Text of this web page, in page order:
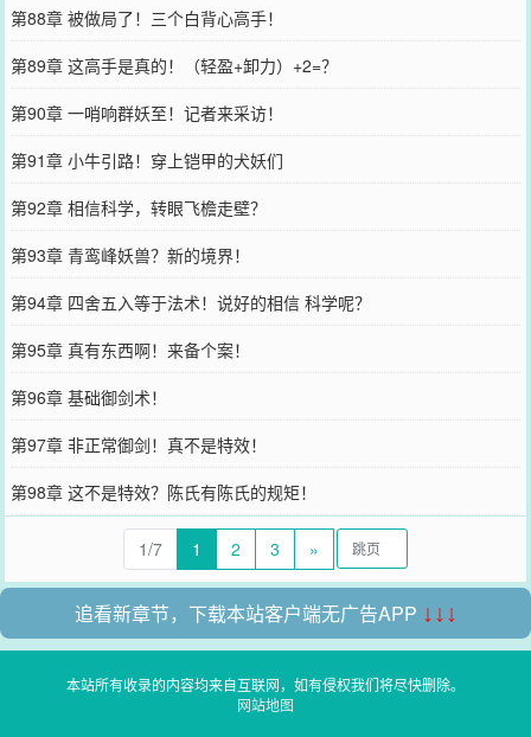
第88章 被做局了！三个白背心高手！
第89章 这高手是真的！（轻盈+卸力）+2=？
第90章 一哨响群妖至！记者来采访！
第91章 小牛引路！穿上铠甲的犬妖们
第92章 相信科学，转眼飞檐走壁？
第93章 青鸾峰妖兽？新的境界！
第94章 四舍五入等于法术！说好的相信 科学呢？
第95章 真有东西啊！来备个案！
第96章 基础御剑术！
第97章 非正常御剑！真不是特效！
第98章 这不是特效？陈氏有陈氏的规矩！
1/7 1 2 3 »
追看新章节，下载本站客户端无广告APP ↓↓↓
本站所有收录的内容均来自互联网，如有侵权我们将尽快删除。
网站地图